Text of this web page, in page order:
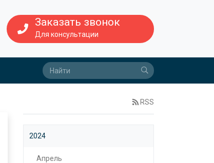
Заказать звонок
Для консультации
RSS
2024
Апрель